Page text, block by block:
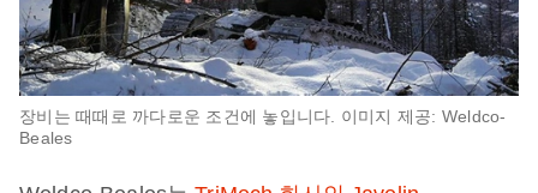
장비는 때때로 까다로운 조건에 놓입니다. 이미지 제공: Weldco-
Beales